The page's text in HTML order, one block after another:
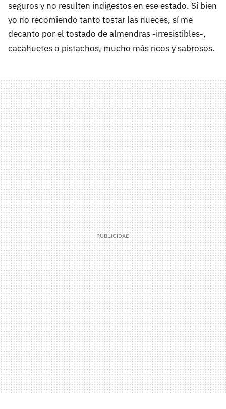
seguros y no resulten indigestos en ese estado. Si bien
yo no recomiendo tanto tostar las nueces, sí me
decanto por el tostado de almendras -irresistibles-,
cacahuetes o pistachos, mucho más ricos y sabrosos.